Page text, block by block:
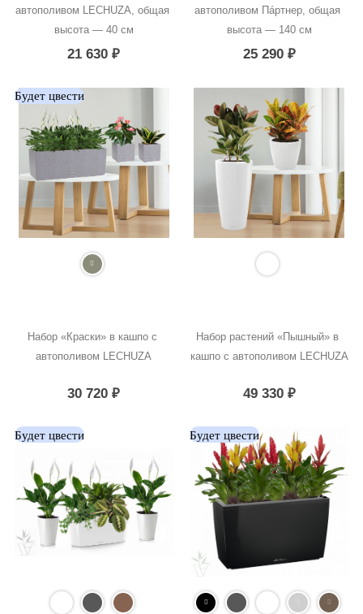
автополивом LECHUZA, общая
высота — 40 см
21 630₽
автополивом Пáртнер, общая
высота — 140 см
25 290 ₽
Будет цвести
Набор «Краски» в кашпо с
автополивом LECHUZA
30 720₽
Набор растений «Пышный» в
кашпо с автополивом LECHUZA
49 330 ₽
Будет цвести Будет цвести